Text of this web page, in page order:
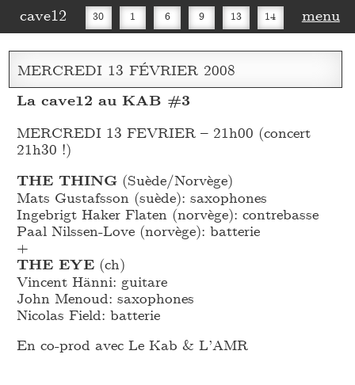
cave12 30 1 6 9 13 14
16 20 27 30
menu
MERCREDI 13 FÉVRIER 2008
La cave12 au KAB #3
MERCREDI 13 FEVRIER – 21h00 (concert
21h30 !)
THE THING (Suède/Norvège)
Mats Gustafsson (suède): saxophones
Ingebrigt Haker Flaten (norvège): contrebasse
Paal Nilssen-Love (norvège): batterie
+
THE EYE (ch)
Vincent Hänni: guitare
John Menoud: saxophones
Nicolas Field: batterie
En co-prod avec Le Kab & L’AMR